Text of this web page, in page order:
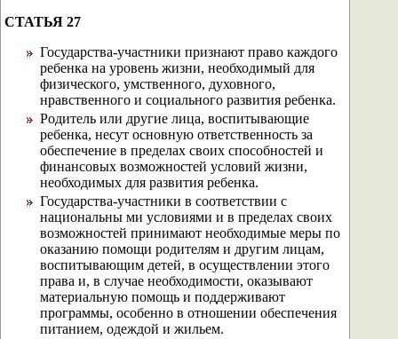
СТАТЬЯ 27
Государства-участники признают право каждого
ребенка на уровень жизни, необходимый для
физического, умственного, духовного,
нравственного и социального развития ребенка.
Родитель или другие лица, воспитывающие
ребенка, несут основную ответственность за
обеспечение в пределах своих способностей и
финансовых возможностей условий жизни,
необходимых для развития ребенка.
Государства-участники в соответствии с
национальны ми условиями и в пределах своих
возможностей принимают необходимые меры по
оказанию помощи родителям и другим лицам,
воспитывающим детей, в осуществлении этого
права и, в случае необходимости, оказывают
материальную помощь и поддерживают
программы, особенно в отношении обеспечения
питанием, одеждой и жильем.